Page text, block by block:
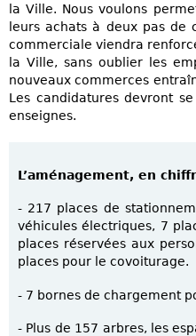
la Ville. Nous voulons
leurs achats à deux pas de
commerciale viendra
la Ville, sans oublier les
nouveaux commerces
Les candidatures devront
enseignes.
L’aménagement, en
- 217 places de
véhicules électriques, 7
places réservées aux
places pour le covoiturage.
- 7 bornes de chargement
- Plus de 157 arbres, les